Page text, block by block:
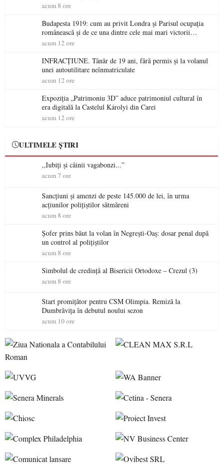
acum 8 ore
Budapesta 1919: cum au privit Londra și Parisul ocupația
românească și de ce una dintre cele mai mari victorii
militare ale României a devenit o controversă diplomatică
acum 12 ore
INFRACȚIUNE. Tânăr de 19 ani, fără permis și la volanul
unei autoutilitare neînmatriculate
acum 12 ore
Expoziția „Patrimoniu 3D” aduce patrimoniul cultural în
era digitală la Castelul Károlyi din Carei
acum 12 ore
ULTIMELE ȘTIRI
,,Iubiți și câinii vagabonzi...”
acum 7 ore
Sancțiuni și amenzi de peste 145.000 de lei, în urma
acțiunilor polițiștilor sătmăreni
acum 8 ore
Șofer prins băut la volan în Negrești-Oaș: dosar penal după
un control al polițiștilor
acum 8 ore
Simbolul de credinţă al Bisericii Ortodoxe – Crezul (3)
acum 8 ore
Start promițător pentru CSM Olimpia. Remiză la
Dumbrăvița în debutul noului sezon
acum 10 ore